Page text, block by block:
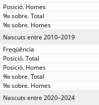
Nascuts entre 2010–2019
Nascuts entre 2020–2024